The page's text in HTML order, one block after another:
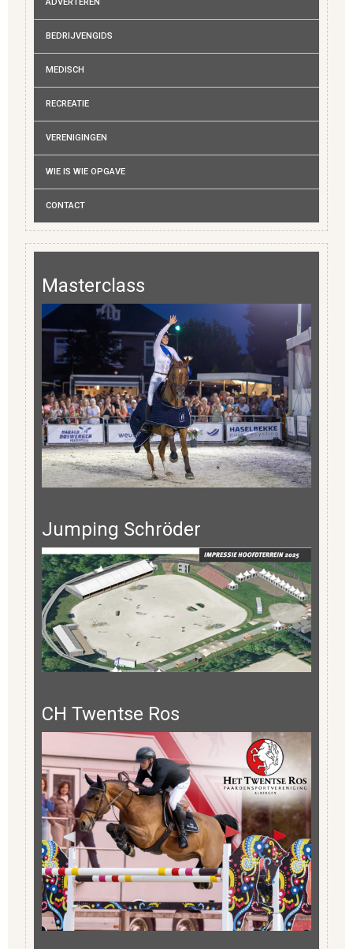
ADVERTEREN
BEDRIJVENGIDS
MEDISCH
RECREATIE
VERENIGINGEN
WIE IS WIE OPGAVE
CONTACT
Masterclass
Jumping Schröder
CH Twentse Ros